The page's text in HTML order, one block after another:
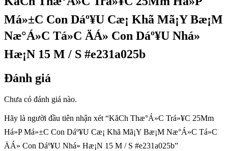
Má»±C Con Dáº¥U Cæ¡ Khã­ Mã¡Y Bæ¡M
Næ°Á»C Tá»C ÄÁ» Con Dáº¥U Nhá»
Hæ¡N 15 M / S #e231a025b
Đánh giá
Chưa có đánh giá nào.
Hãy là người đầu tiên nhận xét “Kã­Ch Thæ°Á»C Trá»¥C 25Mm
Há»P Má»±C Con Dáº¥U Cæ¡ Khã­ Mã¡Y Bæ¡M Næ°Á»C Tá»C
ÄÁ» Con Dáº¥U Nhá» Hæ¡N 15 M / S #e231a025b”